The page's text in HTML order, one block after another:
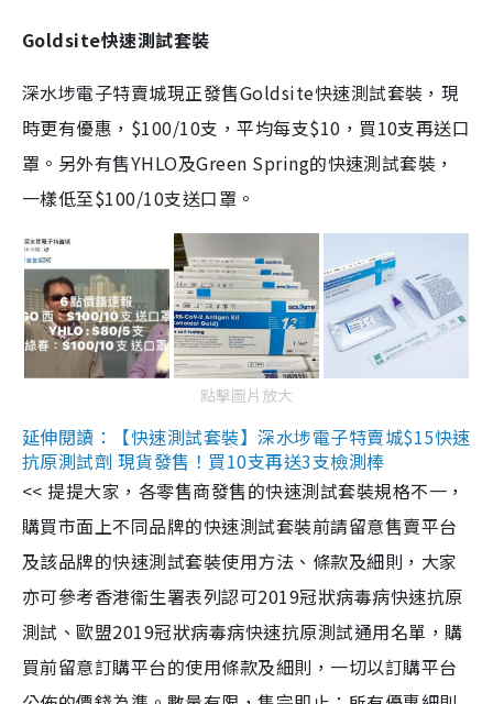
Goldsite快速測試套裝
深水埗電子特賣城現正發售Goldsite快速測試套裝，現
時更有優惠，$100/10支，平均每支$10，買10支再送口
罩。另外有售YHLO及Green Spring的快速測試套裝，
一樣低至$100/10支送口罩。
點擊圖片放大
延伸閱讀：【快速測試套裝】深水埗電子特賣城$15快速
抗原測試劑 現貨發售！買10支再送3支檢測棒
<< 提提大家，各零售商發售的快速測試套裝規格不一，
購買市面上不同品牌的快速測試套裝前請留意售賣平台
及該品牌的快速測試套裝使用方法、條款及細則，大家
亦可參考香港衞生署表列認可2019冠狀病毒病快速抗原
測試、歐盟2019冠狀病毒病快速抗原測試通用名單，購
買前留意訂購平台的使用條款及細則，一切以訂購平台